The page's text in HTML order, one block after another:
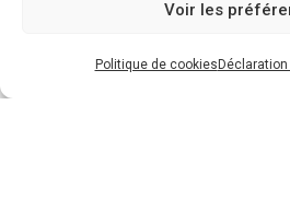
Voir les
Politique de cookiesEn savoir